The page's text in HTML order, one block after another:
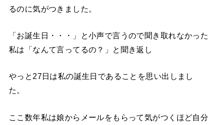
るのに気がつきました。
「お誕生日・・・」と小声で言うので聞き取れなかった
私は「なんて言ってるの？」と聞き返し
やっと27日は私の誕生日であることを思い出しまし
た。
ここ数年私は娘からメールをもらって気がつくほど自分